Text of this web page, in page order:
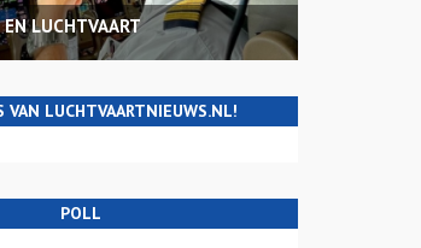
EN LUCHTVAART
VAN LUCHTVAARTNIEUWS.NL!
POLL